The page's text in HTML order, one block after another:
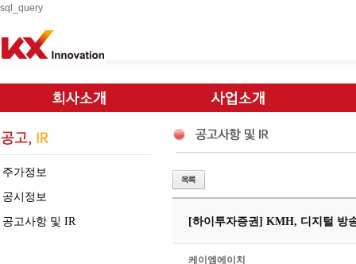
sql_query
주가정보
공시정보
공고사항 및 IR [하이투자증권] KMH, 디지털 방
케이엠에이치